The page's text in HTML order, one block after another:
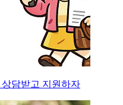
담받고 지원하자